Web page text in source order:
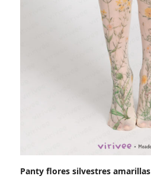
Panty flores silvestres amarillas